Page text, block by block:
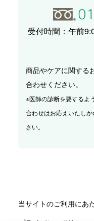
受付時間：午前
商品やケアに関する
合わせください。
※医師の診断を要するよ
合わせはお応えいたし
さい。
当サイトのご利用にあ